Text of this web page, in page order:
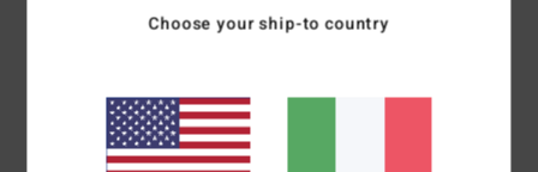
Comfort
5.0
Choose your ship-to country